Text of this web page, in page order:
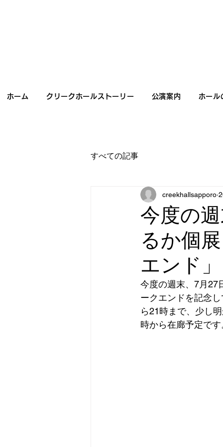
ホーム クリークホールストーリー 公演案内 ホール
すべての記事
今度の
るか個
エンド
creekhallsapporo
今度の週末、7月27
ークエンドを記念
ら21時まで、少し
時から在廊予定で